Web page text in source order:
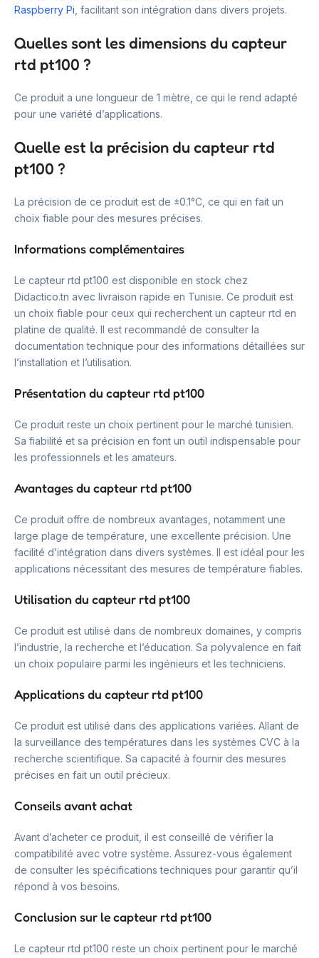
Raspberry Pi , facilitant son intégration dans divers projets.
Quelles sont les dimensions du capteur
rtd pt100 ?
Ce produit a une longueur de 1 mètre, ce qui le rend adapté
pour une variété d’applications.
Quelle est la précision du capteur rtd
pt100 ?
La précision de ce produit est de ±0.1°C, ce qui en fait un
choix fiable pour des mesures précises.
Informations complémentaires
Le capteur rtd pt100 est disponible en stock chez
Didactico.tn avec livraison rapide en Tunisie. Ce produit est
un choix fiable pour ceux qui recherchent un capteur rtd en
platine de qualité. Il est recommandé de consulter la
documentation technique pour des informations détaillées sur
l’installation et l’utilisation.
Présentation du capteur rtd pt100
Ce produit reste un choix pertinent pour le marché tunisien.
Sa fiabilité et sa précision en font un outil indispensable pour
les professionnels et les amateurs.
Avantages du capteur rtd pt100
Ce produit offre de nombreux avantages, notamment une
large plage de température, une excellente précision. Une
facilité d’intégration dans divers systèmes. Il est idéal pour les
applications nécessitant des mesures de température fiables.
Utilisation du capteur rtd pt100
Ce produit est utilisé dans de nombreux domaines, y compris
l’industrie, la recherche et l’éducation. Sa polyvalence en fait
un choix populaire parmi les ingénieurs et les techniciens.
Applications du capteur rtd pt100
Ce produit est utilisé dans des applications variées. Allant de
la surveillance des températures dans les systèmes CVC à la
recherche scientifique. Sa capacité à fournir des mesures
précises en fait un outil précieux.
Conseils avant achat
Avant d’acheter ce produit, il est conseillé de vérifier la
compatibilité avec votre système. Assurez-vous également
de consulter les spécifications techniques pour garantir qu’il
répond à vos besoins.
Conclusion sur le capteur rtd pt100
Le capteur rtd pt100 reste un choix pertinent pour le marché